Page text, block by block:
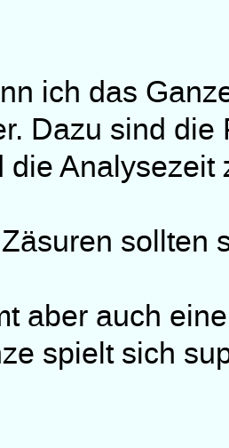
ich das
Dazu sind
die Analysezeit
sollten
aber auch
spielt sich